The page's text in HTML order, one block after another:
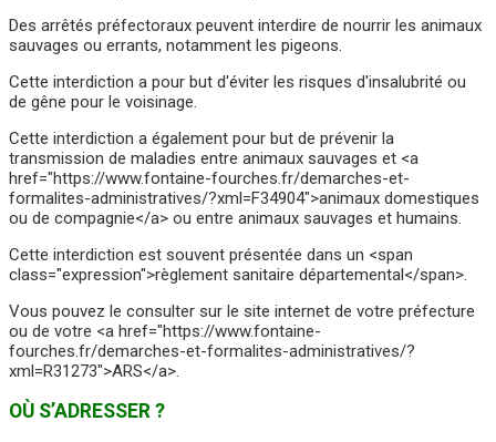
Des arrêtés préfectoraux peuvent interdire de nourrir les animaux
sauvages ou errants, notamment les pigeons.
Cette interdiction a pour but d'éviter les risques d'insalubrité ou
de gêne pour le voisinage.
Cette interdiction a également pour but de prévenir la
transmission de maladies entre animaux sauvages et <a
href="https://www.fontaine-fourches.fr/demarches-et-
formalites-administratives/?xml=F34904">animaux domestiques
ou de compagnie</a> ou entre animaux sauvages et humains.
Cette interdiction est souvent présentée dans un <span
class="expression">règlement sanitaire départemental</span>.
Vous pouvez le consulter sur le site internet de votre préfecture
ou de votre <a href="https://www.fontaine-
fourches.fr/demarches-et-formalites-administratives/?
xml=R31273">ARS</a>.
OÙ S’ADRESSER ?